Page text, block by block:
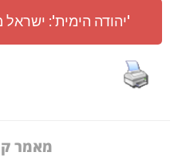
'יהודה הימית': ישראל
מאמר